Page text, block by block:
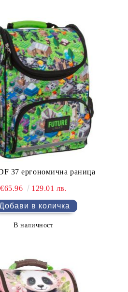
37 ергономична раница
€65.96
129.01 лв.
В наличност